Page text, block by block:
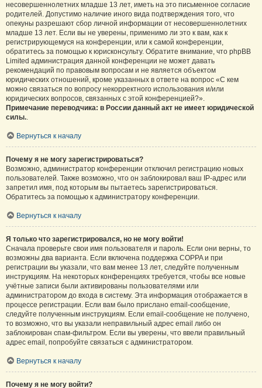
несовершеннолетних младше 13 лет, иметь на это письменное согласие
родителей. Допустимо наличие иного вида подтверждения того, что
опекуны разрешают сбор личной информации от несовершеннолетних
младше 13 лет. Если вы не уверены, применимо ли это к вам, как к
регистрирующемуся на конференции, или к самой конференции,
обратитесь за помощью к юрисконсульту. Обратите внимание, что phpBB
Limited администрация данной конференции не может давать
рекомендаций по правовым вопросам и не является объектом
юридических отношений, кроме указанных в ответе на вопрос «С кем
можно связаться по вопросу некорректного использования и/или
юридических вопросов, связанных с этой конференцией?».
Примечание переводчика: в России данный акт не имеет юридической
силы..
Вернуться к началу
Почему я не могу зарегистрироваться?
Возможно, администратор конференции отключил регистрацию новых
пользователей. Также возможно, что он заблокировал ваш IP-адрес или
запретил имя, под которым вы пытаетесь зарегистрироваться.
Обратитесь за помощью к администратору конференции.
Вернуться к началу
Я только что зарегистрировался, но не могу войти!
Сначала проверьте свои имя пользователя и пароль. Если они верны, то
возможны два варианта. Если включена поддержка COPPA и при
регистрации вы указали, что вам менее 13 лет, следуйте полученным
инструкциям. На некоторых конференциях требуется, чтобы все новые
учётные записи были активированы пользователями или
администратором до входа в систему. Эта информация отображается в
процессе регистрации. Если вам было прислано email-сообщение,
следуйте полученным инструкциям. Если email-сообщение не получено,
то возможно, что вы указали неправильный адрес email либо он
заблокирован спам-фильтром. Если вы уверены, что ввели правильный
адрес email, попробуйте связаться с администратором.
Вернуться к началу
Почему я не могу войти?